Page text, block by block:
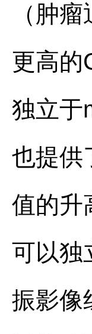
（肿
更高的
独立于
也提供
值的升
可以独
振影像